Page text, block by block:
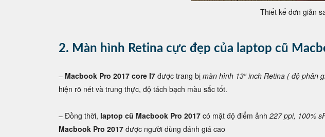
Thiết kế đơn giản
2. Màn hình Retina cực đẹp của laptop cũ
– Macbook Pro 2017 core I7 được trang bị màn hình 13″ inch Retina ( độ phân
hiện rõ nét và trung thực, độ tách bạch màu sắc tốt.
– Đồng thời, laptop cũ Macbook Pro 2017 có mật độ điểm ảnh 227 ppi, 100%
Macbook Pro 2017 được người dùng đánh giá cao